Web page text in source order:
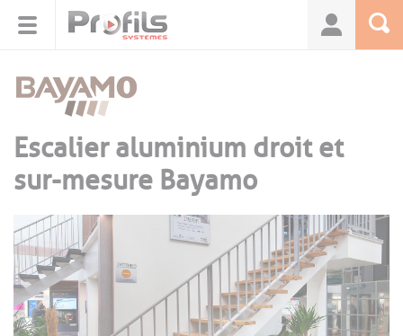
Escalier aluminium droit et
sur-mesure Bayamo
Panneau de gestion des cookies